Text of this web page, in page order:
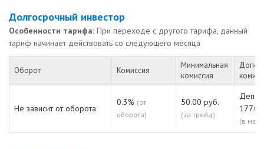
Долгосрочный инвестор
Особенности тарифа: При переходе с другого тарифа, данный
тариф начинает действовать со следующего месяца
Оборот Комиссия
Минимальная
комиссия
Не зависит от оборота
0.3% (от
оборота)
50.00 руб.
(за трейд)
Депо:
(в мес.)